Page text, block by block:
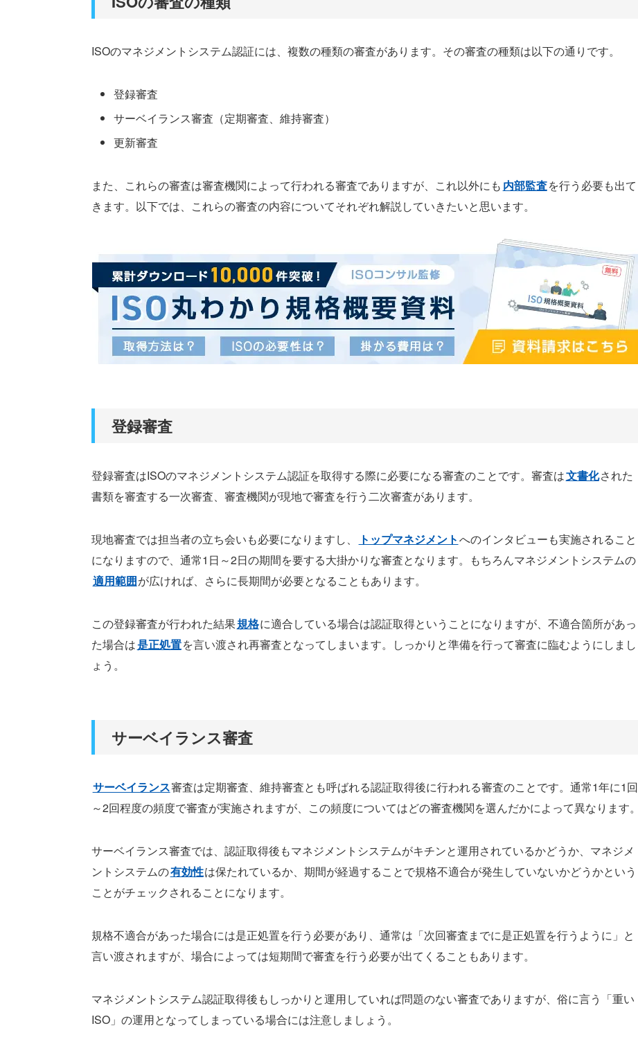
ISOのマネジメントシステム認証には、複数の種類の審査があります。その審査の種類は以下の通りです。
登録審査
サーベイランス審査（定期審査、維持審査）
更新審査
また、これらの審査は審査機関によって行われる審査でありますが、これ以外にも 内部監査を行う必要も出て
きます。以下では、これらの審査の内容についてそれぞれ解説していきたいと思います。
登録審査
登録審査はISOのマネジメントシステム認証を取得する際に必要になる審査のことです。審査は文書化された
書類を審査する一次審査、審査機関が現地で審査を行う二次審査があります。
現地審査では担当者の立ち会いも必要になりますし、 トップマネジメントへのインタビューも実施されること
になりますので、通常1日～2日の期間を要する大掛かりな審査となります。もちろんマネジメントシステムの
適用範囲が広ければ、さらに長期間が必要となることもあります。
この登録審査が行われた結果規格に適合している場合は認証取得ということになりますが、不適合箇所があっ
た場合は是正処置を言い渡され再審査となってしまいます。しっかりと準備を行って審査に臨むようにしまし
ょう。
サーベイランス審査
サーベイランス審査は定期審査、維持審査とも呼ばれる認証取得後に行われる審査のことです。通常1年に1回
～2回程度の頻度で審査が実施されますが、この頻度についてはどの審査機関を選んだかによって異なります。
サーベイランス審査では、認証取得後もマネジメントシステムがキチンと運用されているかどうか、マネジメ
ントシステムの有効性は保たれているか、期間が経過することで規格不適合が発生していないかどうかという
ことがチェックされることになります。
規格不適合があった場合には是正処置を行う必要があり、通常は「次回審査までに是正処置を行うように」と
言い渡されますが、場合によっては短期間で審査を行う必要が出てくることもあります。
マネジメントシステム認証取得後もしっかりと運用していれば問題のない審査でありますが、俗に言う「重い
ISO」の運用となってしまっている場合には注意しましょう。